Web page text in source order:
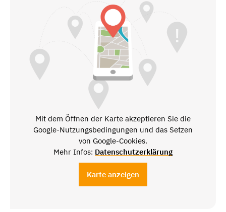
Mit dem Öffnen der Karte akzeptieren Sie die
Google-Nutzungsbedingungen und das Setzen
von Google-Cookies.
Mehr Infos: Datenschutzerklärung
Karte anzeigen